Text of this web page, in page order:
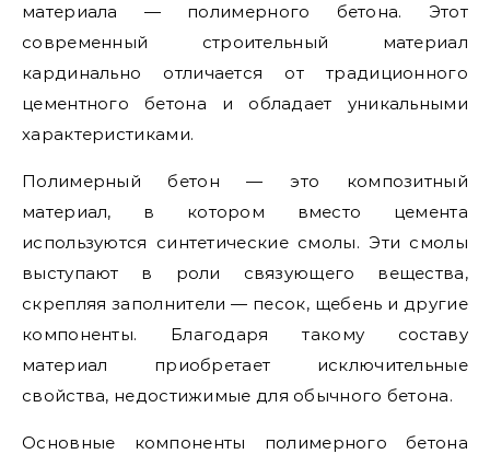
материала — полимерного бетона. Этот
современный строительный материал
кардинально отличается от традиционного
цементного бетона и обладает уникальными
характеристиками.
Полимерный бетон — это композитный
материал, в котором вместо цемента
используются синтетические смолы. Эти смолы
выступают в роли связующего вещества,
скрепляя заполнители — песок, щебень и другие
компоненты. Благодаря такому составу
материал приобретает исключительные
свойства, недостижимые для обычного бетона.
Основные компоненты полимерного бетона